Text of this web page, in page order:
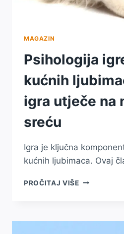
MAGAZIN
Psihologija
kućnih
igra utječe na
sreću
Igra je ključna
kućnih ljubimaca. Ovaj
PROČITAJ VIŠE